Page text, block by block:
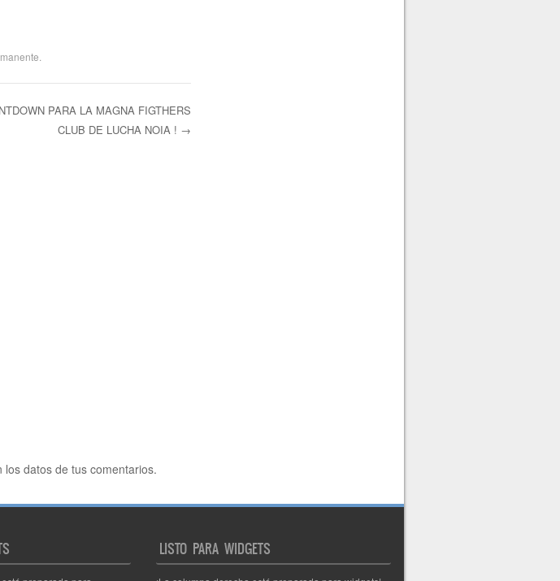
PARA LA MAGNA FIGTHERS
CLUB DE LUCHA NOIA ! →
datos de tus comentarios.
LISTO PARA WIDGETS